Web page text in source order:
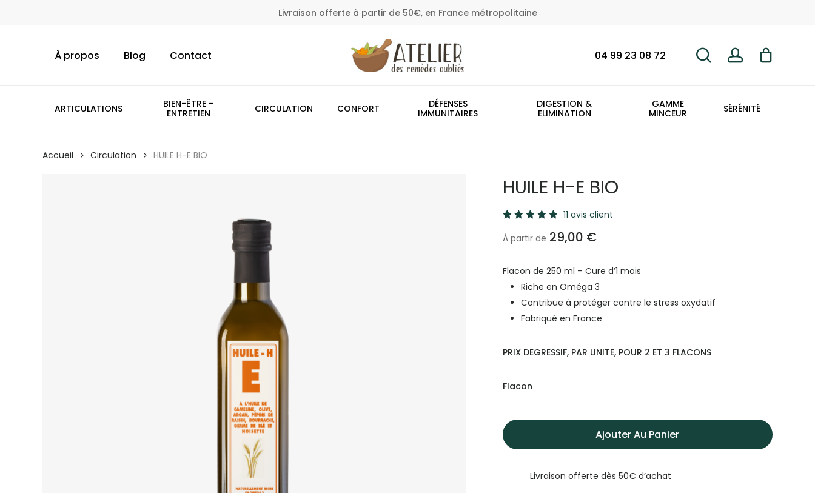
Livraison offerte à partir de 50€, en France métropolitaine
À propos Blog Contact 04 99 23 08 72
ARTICULATIONS
BIEN-ÊTRE –
ENTRETIEN
CIRCULATION CONFORT
DÉFENSES
IMMUNITAIRES
DIGESTION &
ELIMINATION
GAMME
MINCEUR
SÉRÉNITÉ
Accueil Circulation HUILE H-E BIO
HUILE H-E BIO
5.00
sur 5
notations
11 avis client
À partir de 29,00 €
Flacon de 250 ml – Cure d’1 mois
Riche en Oméga 3
Contribue à protéger contre le stress oxydatif
Fabriqué en France
PRIX DEGRESSIF, PAR UNITE, POUR 2 ET 3 FLACONS
Flacon
Ajouter Au Panier
Livraison offerte dès 50€ d’achat